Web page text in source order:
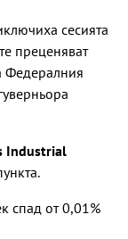
сесията
преценяват
Федералния
Industrial
спад от 0,01%